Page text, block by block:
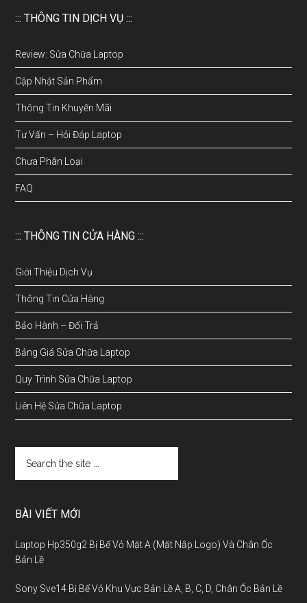
::: THÔNG TIN DỊCH VỤ :::
Review: Sửa Chữa Laptop
Cập Nhật Sản Phẩm
Thông Tin Khuyến Mãi
Tư Vấn – Hỏi Đáp Laptop
Chưa Phân Loại
FAQ
::: THÔNG TIN CỬA HÀNG :::
Giới Thiệu Dịch Vụ
Thông Tin Cửa Hàng
Bảo Hành – Đổi Trả
Bảng Giá Sửa Chữa Laptop
Quy Trình Sửa Chữa Laptop
Liên Hệ Sửa Chữa Laptop
BÀI VIẾT MỚI
Laptop Hp350g2 Bị Bể Vỏ Mặt A (Mặt Nắp Logo) Và Chân Ốc
Bản Lề
Sony Sve14 Bị Bể Vỏ Khu Vực Bản Lề A, B, C, D, Chân Ốc Bản Lề